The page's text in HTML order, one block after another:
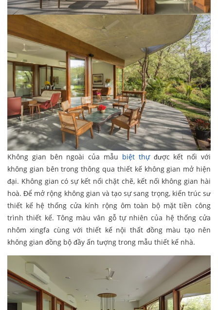
Không gian bên ngoài của mẫu biệt thựđược kết nối với
không gian bên trong thông qua thiết kế không gian mở hiện
đại. Không gian có sự kết nối chặt chẽ, kết nối không gian hài
hoà. Để mở rộng không gian và tạo sự sang trọng, kiến trúc sư
thiết kế hệ thống cửa kính rộng ôm toàn bộ mặt tiền công
trình thiết kế. Tông màu vân gỗ tự nhiên của hệ thống cửa
nhôm xingfa cùng với thiết kế nội thất đồng màu tạo nên
không gian đồng bộ đầy ấn tượng trong mẫu thiết kế nhà.